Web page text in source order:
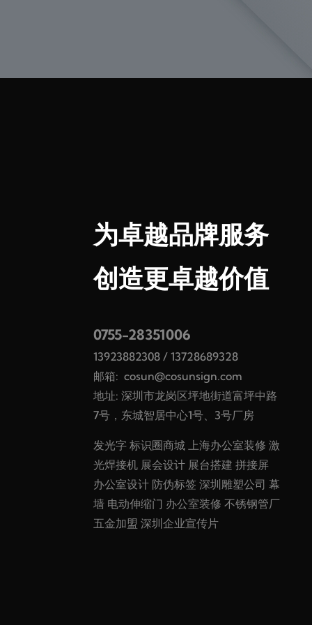
为卓越品牌服务
创造更卓越价值
0755-28351006
13923882308 /13728689328
邮箱:cosun@cosunsign.com
地址: 深圳市龙岗区坪地街道富坪中路
7号，东城智居中心1号、3号厂房
发光字 标识圈商城 上海办公室装修 激
光焊接机 展会设计 展台搭建 拼接屏
办公室设计 防伪标签 深圳雕塑公司 幕
墙 电动伸缩门 办公室装修 不锈钢管厂
五金加盟 深圳企业宣传片